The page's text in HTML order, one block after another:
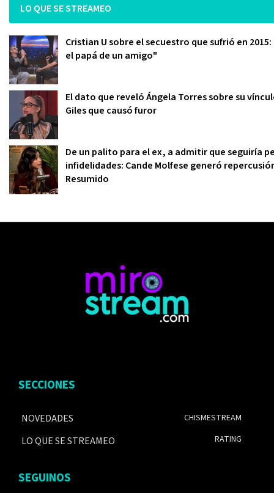
LO QUE SE STREAMEO
Cristian U sobre el secuestro que sufrió en
el papá de un amigo"
El dato que reveló Ángela Torres sobre su
Giles que causó furor
De un palito para el ex, a admitir que seguiría
infidelidades: Cande Molfese generó
Resumido
SECCIONES
NOVEDADES
LO QUE SE STREAMEO
CHISMESTREAM
RATING
SEGUINOS